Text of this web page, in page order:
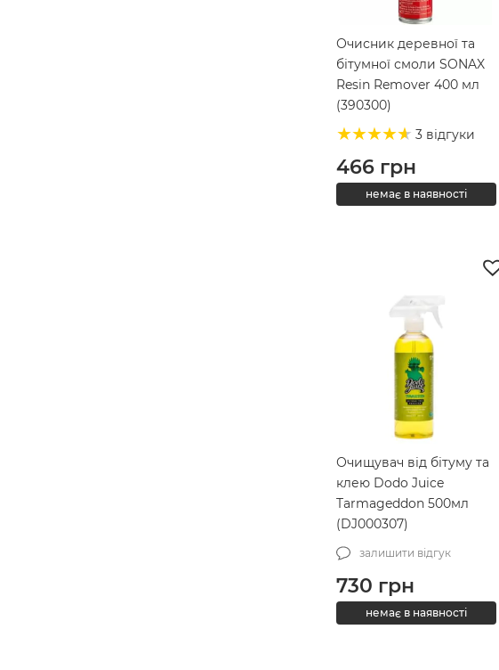
Очисник деревної та
бітумної смоли SONAX
Resin Remover 400 мл
(390300)
3 відгуки
466грн
немає в наявності
Очищувач від бітуму та
клею Dodo Juice
Tarmageddon 500мл
(DJ000307)
залишити відгук
730 грн
немає в наявності